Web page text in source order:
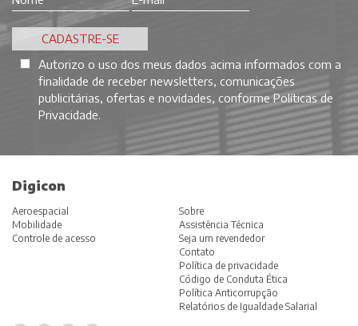
Autorizo o uso dos meus dados acima informados com a
finalidade de receber newsletters, comunicações
publicitárias, ofertas e novidades, conformePolíticas de
Privacidade.
Digicon
Aeroespacial
Mobilidade
Controle de acesso
Sobre
Assistência Técnica
Seja um revendedor
Contato
Política de privacidade
Código de Conduta Ética
Política Anticorrupção
Relatórios de Igualdade Salarial